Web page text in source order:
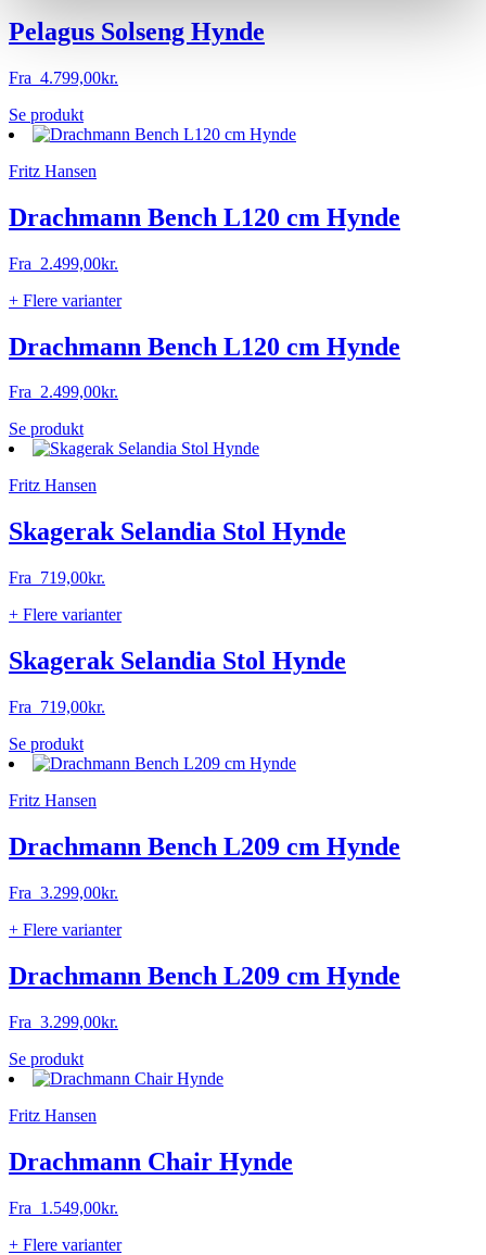
Pelagus Solseng Hynde
Fra 4.799,00kr.
Se produktDette
vare
flere
Mulighederne
kan
på
Fritz Hansen
Drachmann Bench L120 cm Hynde
Fra 2.499,00kr.
+ Flere varianter
Drachmann Bench L120 cm Hynde
Fra 2.499,00kr.
Se produktDette
vare
flere
Mulighederne
kan
på
varesiden
Fritz Hansen
Skagerak Selandia Stol Hynde
Fra 719,00kr.
+ Flere varianter
Skagerak Selandia Stol Hynde
Fra 719,00kr.
Se produktDette
vare
flere
Mulighederne
kan
på
Fritz Hansen
Drachmann Bench L209 cm Hynde
Fra 3.299,00kr.
+ Flere varianter
Drachmann Bench L209 cm Hynde
Fra 3.299,00kr.
Se produktDette
vare
flere
Mulighederne
kan
på
Fritz Hansen
Drachmann Chair Hynde
Fra 1.549,00kr.
+ Flere varianter